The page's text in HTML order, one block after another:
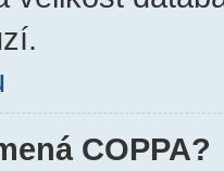
COPPA?